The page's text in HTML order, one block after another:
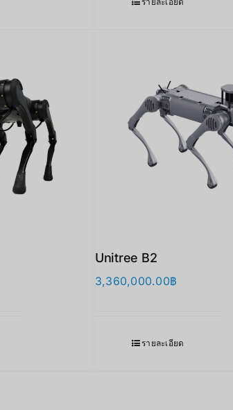
Unitree B2
3,360,000.00฿
รายละเอียด